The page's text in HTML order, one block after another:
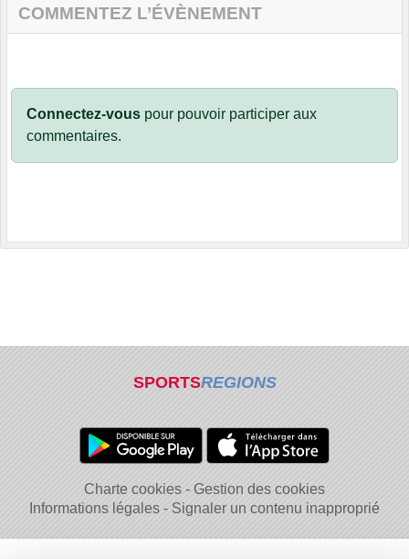
COMMENTEZ L’ÉVÈNEMENT
Connectez-vous pour pouvoir participer aux
commentaires.
SPORTSREGIONS
Charte cookies
Gestion des cookies
Informations légales
Signaler un contenu inapproprié